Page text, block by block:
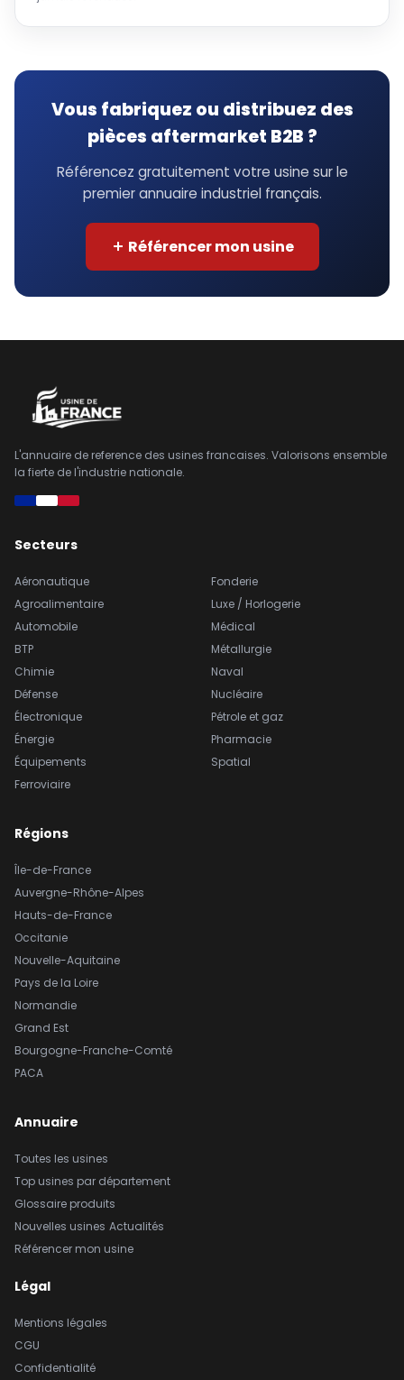
Vous fabriquez ou distribuez des
pièces aftermarket B2B ?
Référencez gratuitement votre usine sur le
premier annuaire industriel français.
Référencer mon usine
L'annuaire de reference des usines francaises. Valorisons ensemble
la fierte de l'industrie nationale.
Secteurs
Aéronautique
Agroalimentaire
Automobile
BTP
Chimie
Défense
Électronique
Énergie
Équipements
Ferroviaire
Fonderie
Luxe / Horlogerie
Médical
Métallurgie
Naval
Nucléaire
Pétrole et gaz
Pharmacie
Spatial
Régions
Île-de-France
Auvergne-Rhône-Alpes
Hauts-de-France
Occitanie
Nouvelle-Aquitaine
Pays de la Loire
Normandie
Grand Est
Bourgogne-Franche-Comté
PACA
Annuaire
Toutes les usines
Top usines par département
Glossaire produits
Nouvelles usines Actualités
Référencer mon usine
Légal
Mentions légales
CGU
Confidentialité